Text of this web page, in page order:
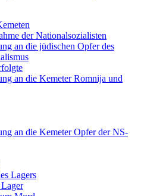
der Nationalsozialisten
an die jüdischen Opfer des
an die Kemeter Romnija und
an die Kemeter Opfer der NS-
Lagers